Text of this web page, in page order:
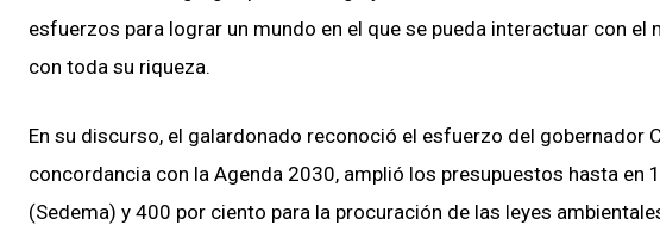
esfuerzos para lograr un mundo en el que se pueda interactuar con
con toda su riqueza.
En su discurso, el galardonado reconoció el esfuerzo del gobernador
concordancia con la Agenda 2030, amplió los presupuestos hasta en
(Sedema) y 400 por ciento para la procuración de las leyes